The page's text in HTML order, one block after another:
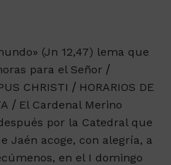
(Jn 12,47) lema que
para el Señor
CHRISTI
HORARIOS DE
El Cardenal Merino
por la Catedral que
Jaén acoge, con alegría, a
en el I domingo